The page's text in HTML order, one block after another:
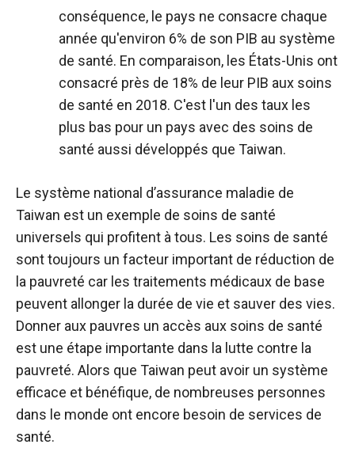
conséquence, le pays ne consacre chaque
année qu'environ 6% de son PIB au système
de santé. En comparaison, les États-Unis ont
consacré près de 18% de leur PIB aux soins
de santé en 2018. C'est l'un des taux les
plus bas pour un pays avec des soins de
santé aussi développés que Taiwan.
Le système national d’assurance maladie de
Taiwan est un exemple de soins de santé
universels qui profitent à tous. Les soins de santé
sont toujours un facteur important de réduction de
la pauvreté car les traitements médicaux de base
peuvent allonger la durée de vie et sauver des vies.
Donner aux pauvres un accès aux soins de santé
est une étape importante dans la lutte contre la
pauvreté. Alors que Taiwan peut avoir un système
efficace et bénéfique, de nombreuses personnes
dans le monde ont encore besoin de services de
santé.